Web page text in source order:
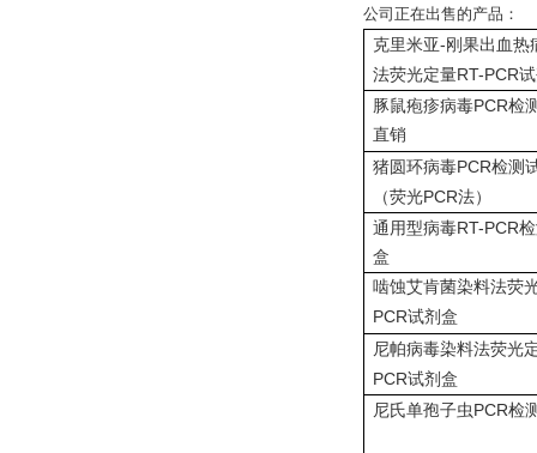
公司正在出售的产品：
克里米亚- 刚果出血热
法荧光定量RT-PCR
豚鼠疱疹病毒PCR检
直销
猪圆环病毒PCR检测
（荧光PCR法）
通用型病毒RT-PCR
盒
啮蚀艾肯菌染料法荧
PCR试剂盒
尼帕病毒染料法荧光
PCR试剂盒
尼氏单孢子虫PCR检